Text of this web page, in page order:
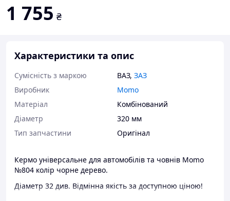
1 755 ₴
Характеристики та опис
Сумісність з маркою ВАЗ, ЗАЗ
Виробник
Momo
Матеріал
Комбінований
Діаметр
320 мм
Тип запчастини
Оригінал
Кермо універсальне для автомобілів та човнів Momo
№804 колір чорне дерево.
Діаметр 32 див. Відмінна якість за доступною ціною!